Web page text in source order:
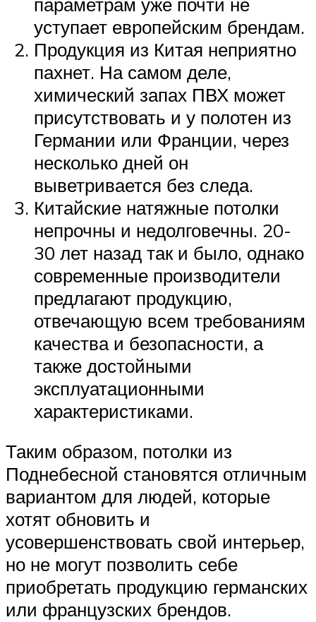
уступает европейским брендам.
Продукция из Китая неприятно
пахнет. На самом деле,
химический запах ПВХ может
присутствовать и у полотен из
Германии или Франции, через
несколько дней он
выветривается без следа.
Китайские натяжные потолки
непрочны и недолговечны. 20-
30 лет назад так и было, однако
современные производители
предлагают продукцию,
отвечающую всем требованиям
качества и безопасности, а
также достойными
эксплуатационными
характеристиками.
Таким образом, потолки из
Поднебесной становятся отличным
вариантом для людей, которые
хотят обновить и
усовершенствовать свой интерьер,
но не могут позволить себе
приобретать продукцию германских
или французских брендов.